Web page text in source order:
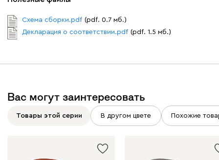
Схема сборки.pdf (pdf. 0.7 мб.)
Декларация о соответствии.pdf (pdf. 1.5 мб.)
Вас могут заинтересовать
Товары этой серии В другом цвете Похожие